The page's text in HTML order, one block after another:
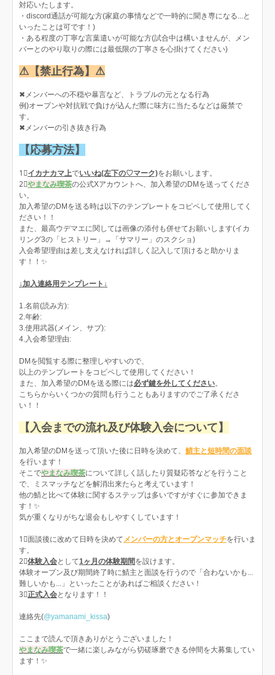
対応いたします。
・discord通話が可能な方(家庭の事情などで一時的に聞き専になる...と
いったことは可です！)
・ある程度の丁寧な言葉遣いが可能な方(試合中は構いませんが、メン
バーとのやり取りの際には最低限の丁寧さを心掛けてください)
⚠【禁止行為】⚠
✖メンバーへの不穏や暴言など、トラブルの元となる行為
例)オープンや対抗戦で負けが込んだ際に味方に当たるなどは厳禁で
す。
✖メンバーの引き抜き行為
【応募方法】
1⃣イカナカマ上でいいね(左下の♡マーク)をお願いします。
2⃣やまなみ喫茶の公式Xアカウントへ、加入希望のDMを送ってくださ
い。
加入希望のDMを送る時は以下のテンプレートをコピペして使用してく
ださい！！
また、最高ウデマエに関しては画像の添付も併せてお願いします(イカ
リング3の「ヒストリー」→「サマリー」のスクショ)
入会希望理由は差し支えなければ詳しく記入して頂けると助かりま
す！！✨
↓加入連絡用テンプレート↓
1.名前(読み方):
2.年齢:
3.使用武器(メイン、サブ):
4.入会希望理由:
DMを閲覧する際に整理しやすいので、
以上のテンプレートをコピペして使用してください！
また、加入希望のDMを送る際には必ず鍵を外してください。
こちらからいくつかの質問も行うこともありますのでご了承くださ
い！！
【入会までの流れ及び体験入会について】
加入希望のDMを送って頂いた後に日時を決めて、 鯖主と短時間の面談
を行います！
そこでやまなみ喫茶について詳しく話したり質疑応答などを行うこと
で、ミスマッチなどを解消出来たらと考えています！
他の鯖と比べて体験に関するステップは多いですがすぐに参加できま
す！✨
気が重くなりがちな退会もしやすくしています！
1⃣面談後に改めて日時を決めてメンバーの方とオープンマッチを行いま
す。
2⃣体験入会として1ヶ月の体験期間を設けます。
体験オープン及び期間終了時に鯖主と面談を行うので「合わないかも...
難しいかも...」といったことがあればご相談ください！
3⃣正式入会となります！！
連絡先(@yamanami_kissa)
ここまで読んで頂きありがとうございました！
やまなみ喫茶で一緒に楽しみながら切磋琢磨できる仲間を大募集してい
ます！✨